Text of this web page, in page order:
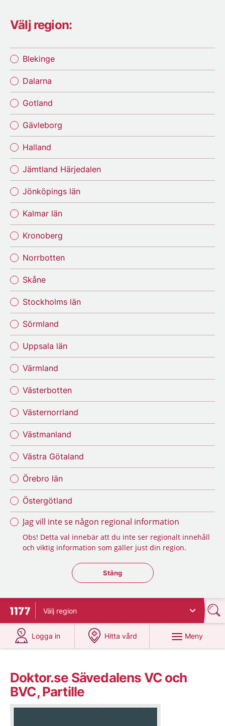
Välj region:
Blekinge
Dalarna
Gotland
Gävleborg
Halland
Jämtland Härjedalen
Jönköpings län
Kalmar län
Kronoberg
Norrbotten
Skåne
Stockholms län
Sörmland
Uppsala län
Värmland
Västerbotten
Västernorrland
Västmanland
Västra Götaland
Örebro län
Östergötland
Jag vill inte se någon regional information
Obs! Detta val innebär att du inte ser regionalt innehåll
och viktig information som gäller just din region.
Stäng regionsväljaren
Stäng
Till startsidan för 1177
Välj region
Logga in
på 1177.se
Hitta vård
på 1177.se
Meny
Doktor.se Sävedalens VC och
BVC, Partille